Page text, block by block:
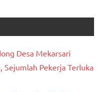
Desa Mekarsari
Sejumlah Pekerja Terluka